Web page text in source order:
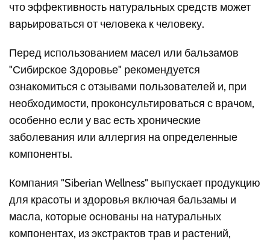
что эффективность натуральных средств может
варьироваться от человека к человеку.
Перед использованием масел или бальзамов
"Сибирское Здоровье" рекомендуется
ознакомиться с отзывами пользователей и, при
необходимости, проконсультироваться с врачом,
особенно если у вас есть хронические
заболевания или аллергия на определенные
компоненты.
Компания "Siberian Wellness" выпускает продукцию
для красоты и здоровья включая бальзамы и
масла, которые основаны на натуральных
компонентах, из экстрактов трав и растений,